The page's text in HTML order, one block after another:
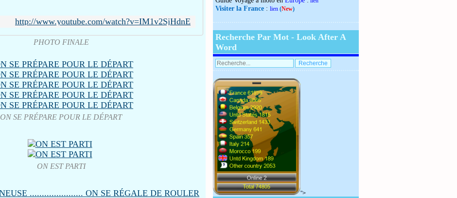
http://www.youtube.com/watch?v=IM1v2SjHdnE
PHOTO FINALE
ON SE PRÉPARE POUR LE DÉPART
ON EST PARTI
Visiter la France : lien (New)
Recherche Par Mot - Look After A
Word
">